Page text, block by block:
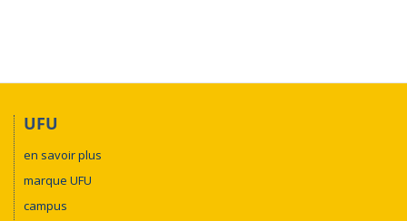
UFU
en savoir plus
marque UFU
campus